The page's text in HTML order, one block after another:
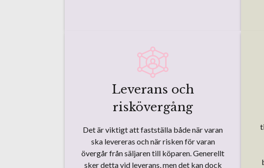
Leverans och
riskövergång
Det är viktigt att fastställa både när varan
ska levereras och när risken för varan
övergår från säljaren till köparen. Generellt
sker detta vid leverans, men det kan dock